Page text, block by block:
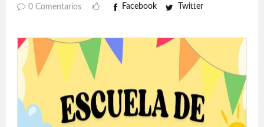
0 Comentarios Facebook Twitter